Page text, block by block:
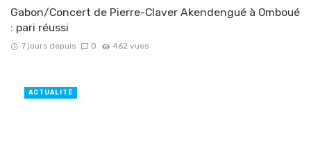
Gabon/Concert de Pierre-Claver Akendengué à Omboué
: pari réussi
7 jours depuis 0 462 vues
ACTUALITÉ